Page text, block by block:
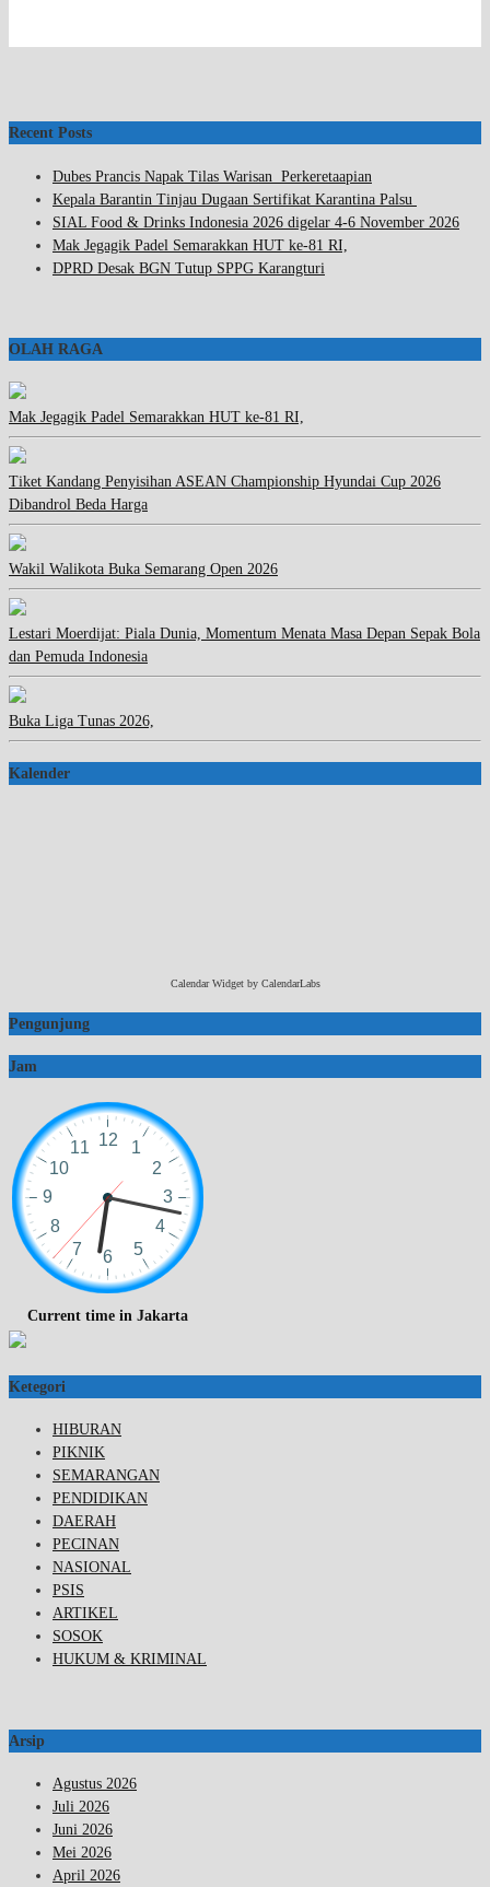
Recent Posts
Dubes Prancis Napak Tilas Warisan Perkeretaapian
Kepala Barantin Tinjau Dugaan Sertifikat Karantina Palsu
SIAL Food & Drinks Indonesia 2026 digelar 4-6 November 2026
Mak Jegagik Padel Semarakkan HUT ke-81 RI,
DPRD Desak BGN Tutup SPPG Karangturi
OLAH RAGA
Mak Jegagik Padel Semarakkan HUT ke-81 RI,
Tiket Kandang Penyisihan ASEAN Championship Hyundai Cup 2026
Dibandrol Beda Harga
Wakil Walikota Buka Semarang Open 2026
Lestari Moerdijat: Piala Dunia, Momentum Menata Masa Depan Sepak Bola
dan Pemuda Indonesia
Buka Liga Tunas 2026,
Kalender
Calendar Widget by CalendarLabs
Pengunjung
Jam
Current time in Jakarta
Ketegori
HIBURAN
PIKNIK
SEMARANGAN
PENDIDIKAN
DAERAH
PECINAN
NASIONAL
PSIS
ARTIKEL
SOSOK
HUKUM & KRIMINAL
Arsip
Agustus 2026
Juli 2026
Juni 2026
Mei 2026
April 2026